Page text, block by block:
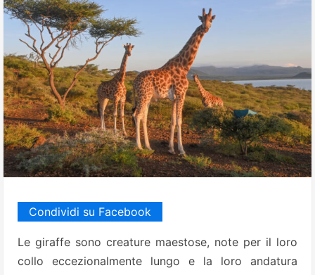
Condividi su Facebook
Le giraffe sono creature maestose, note per il loro
collo eccezionalmente lungo e la loro andatura